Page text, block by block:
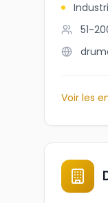
51-
Voir les